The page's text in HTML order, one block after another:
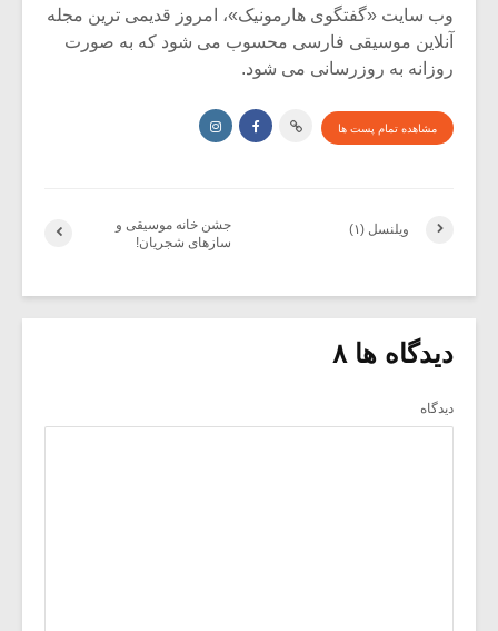
وب سایت «گفتگوی هارمونیک»، امروز قدیمی ترین مجله
آنلاین موسیقی فارسی محسوب می شود که به صورت
روزانه به روزرسانی می شود.
مشاهده تمام پست ها
جشن خانه موسیقی و
سازهای شجریان!
ویلنسل (۱)
دیدگاه ها ۸
دیدگاه